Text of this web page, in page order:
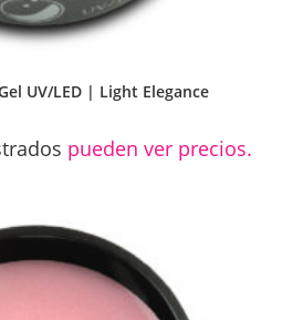
UV/LED | Light Elegance
pueden ver precios.